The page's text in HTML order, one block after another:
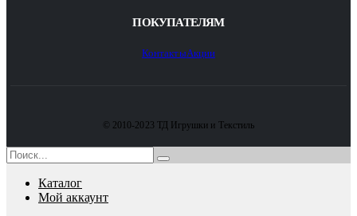
ПОКУПАТЕЛЯМ
КонтактыАкции
© 2010-2023 ТД Игрушки и Текстиль
Каталог
Мой аккаунт